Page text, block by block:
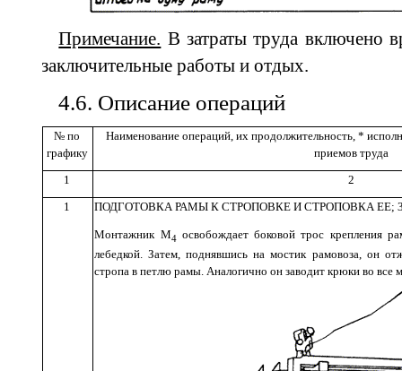
Примечание. В затраты труда включено
заключительные работы и отдых.
4.6. Описание операций
№ по
графику
Наименование операций их продолжительность , *
приемов труда
1
2
1
ПОДГОТОВКА РАМЫ К СТРОПОВКЕ И СТРОПОВКА ЕЕ;
Монтажник М4 освобождает боковой трос крепления
лебедкой .Затем ,поднявшись на мостик рамовоза он
стропа впетлю рамы Аналогично он заводит крюки во все